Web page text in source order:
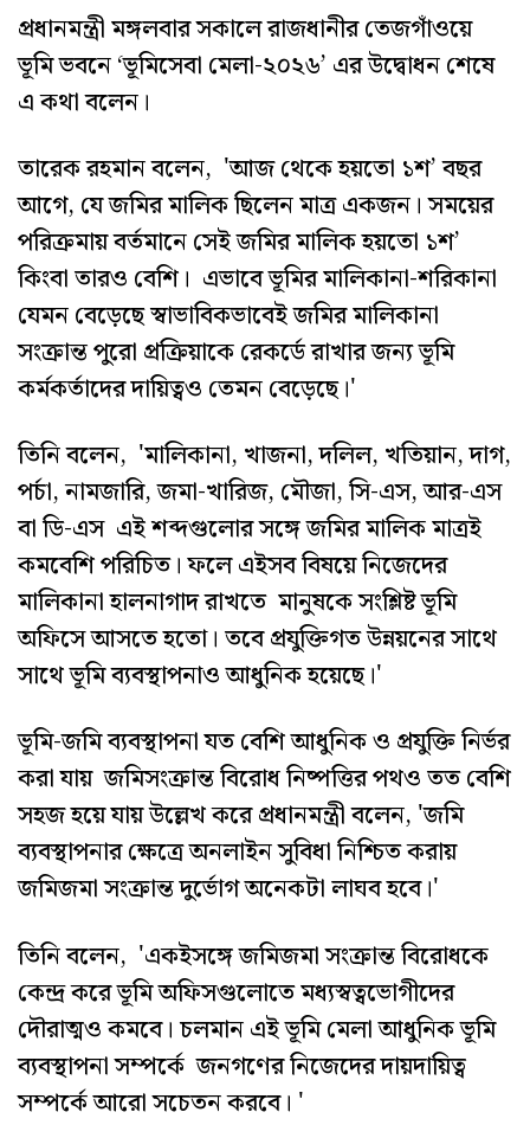
প্রধানমন্ত্রী মঙ্গলবার সকালে রাজধানীর তেজগাঁওয়ে
ভূমি ভবনে ‘ভূমিসেবা মেলা-২০২৬’ এর উদ্বোধন শেষে
এ কথা বলেন।
তারেক রহমান বলেন, 'আজ থেকে হয়তো ১শ’ বছর
আগে, যে জমির মালিক ছিলেন মাত্র একজন। সময়ের
পরিক্রমায় বর্তমানে সেই জমির মালিক হয়তো ১শ’
কিংবা তারও বেশি। এভাবে ভূমির মালিকানা-শরিকানা
যেমন বেড়েছে স্বাভাবিকভাবেই জমির মালিকানা
সংক্রান্ত পুরো প্রক্রিয়াকে রেকর্ডে রাখার জন্য ভূমি
কর্মকর্তাদের দায়িত্বও তেমন বেড়েছে।'
তিনি বলেন, 'মালিকানা, খাজনা, দলিল, খতিয়ান, দাগ,
পর্চা, নামজারি, জমা-খারিজ, মৌজা, সি-এস, আর-এস
বা ডি-এস এই শব্দগুলোর সঙ্গে জমির মালিক মাত্রই
কমবেশি পরিচিত। ফলে এইসব বিষয়ে নিজেদের
মালিকানা হালনাগাদ রাখতে মানুষকে সংশ্লিষ্ট ভূমি
অফিসে আসতে হতো। তবে প্রযুক্তিগত উন্নয়নের সাথে
সাথে ভূমি ব্যবস্থাপনাও আধুনিক হয়েছে।'
ভূমি-জমি ব্যবস্থাপনা যত বেশি আধুনিক ও প্রযুক্তি নির্ভর
করা যায় জমিসংক্রান্ত বিরোধ নিষ্পত্তির পথও তত বেশি
সহজ হয়ে যায় উল্লেখ করে প্রধানমন্ত্রী বলেন, 'জমি
ব্যবস্থাপনার ক্ষেত্রে অনলাইন সুবিধা নিশ্চিত করায়
জমিজমা সংক্রান্ত দুর্ভোগ অনেকটা লাঘব হবে।'
তিনি বলেন, 'একইসঙ্গে জমিজমা সংক্রান্ত বিরোধকে
কেন্দ্র করে ভূমি অফিসগুলোতে মধ্যস্বত্বভোগীদের
দৌরাত্মও কমবে। চলমান এই ভূমি মেলা আধুনিক ভূমি
ব্যবস্থাপনা সম্পর্কে জনগণের নিজেদের দায়দায়িত্ব
সম্পর্কে আরো সচেতন করবে। '